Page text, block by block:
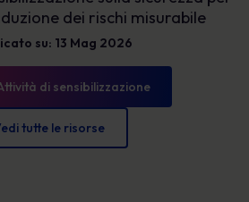
dei rischi misurabile
su: 13 Mag 2026
di sensibilizzazione
tutte le risorse